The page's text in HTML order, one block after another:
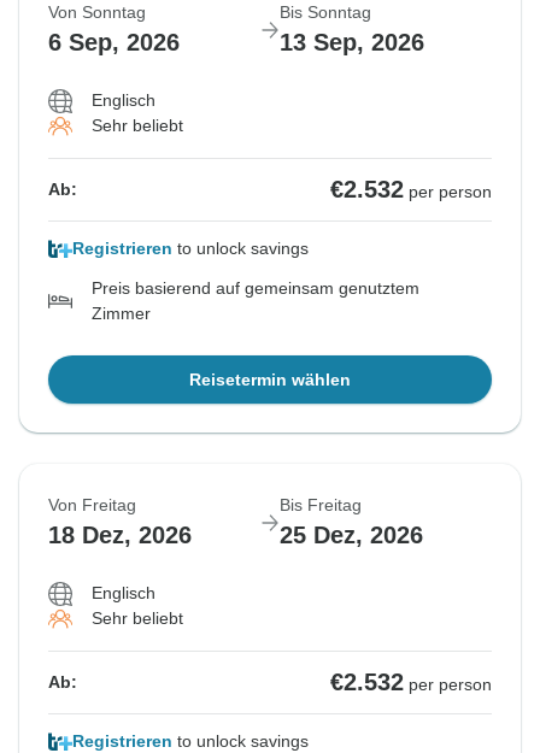
Von Sonntag
6 Sep, 2026
Bis Sonntag
13 Sep, 2026
Englisch
Sehr beliebt
Ab: €2.532 per person
Registrieren to unlock savings
Preis basierend auf gemeinsam genutztem
Zimmer
Reisetermin wählen
Von Freitag
18 Dez, 2026
Bis Freitag
25 Dez, 2026
Englisch
Sehr beliebt
Ab: €2.532 per person
Registrieren to unlock savings